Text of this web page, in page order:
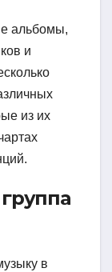
альбомы,
и
из их
в